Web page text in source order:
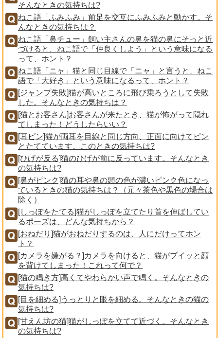
そんなときの気持ちは?
ねこ語「ふみふみ」前足を交互にふみふみと動かす。そ
んなときの気持ちは？
ねこ語「鼻チュー」飼い主さんの鼻を猫の鼻にそっと近
づけると、ねこ語で「仲良くしよう」という意味になる
って、ホント？
ねこ語「ニャ」猫と同じ目線で「ニャ」と言うと、ねこ
語で「大好き」という意味になるって、ホント？
[ジャンプ失敗]猫が高いところに飛び乗ろうとして失敗
した。そんなときの気持ちは？
[猫とお客さん]お客さんが来たとき、猫が怖がって隠れ
てしまった！どうしたらいい？
[耳ピン]猫が両耳を目線と同じ方向、正面に向けてピン
とたてています。このときの気持ちは?
[ひげが反る]猫のひげが前に反っています。そんなとき
の気持ちは?
[鼻がピンク]猫の耳や鼻の頭の色が濃いピンク色になっ
ているときの猫の気持ちは？（元々茶色や黒色の場合は
除く）
[しっぽをたてる]猫がしっぽを立てたり首を伸ばしてい
るポーズは、どんな気持ちから？
[おねだり]猫がおねだりするのは、人にだけってホン
ト？
[カメラを嫌がる？]カメラを向けると、猫がプイッと顔
を背けてしまった！これって何で？
[猫の鳴き方]高くてやわらかい声で鳴く。そんなときの
気持ちは?
[目を細める]うっとりと眼を細める。そんなときの猫の
気持ちは?
[甘えん坊の猫]猫がしっぽを立てて近づく。そんなとき
の気持ちは?